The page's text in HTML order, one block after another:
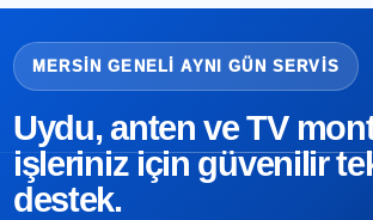
MERSIN GENELI AYNI GÜN SERVIS
Uydu, anten ve TV
işleriniz için güvenilir
destek.